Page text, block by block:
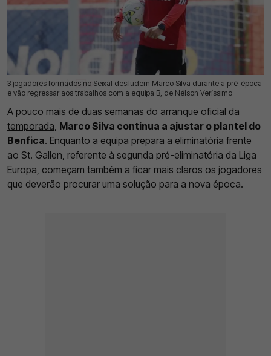
3 jogadores formados no Seixal desiludem Marco Silva durante a pré-época
e vão regressar aos trabalhos com a equipa B, de Nélson Veríssimo
09 Jul 2026 | 10:02 | 0
A pouco mais de duas semanas do arranque oficial da
temporada, Marco Silva continua a ajustar o plantel do
Benfica. Enquanto a equipa prepara a eliminatória frente
ao St. Gallen, referente à segunda pré-eliminatória da Liga
Europa, começam também a ficar mais claros os jogadores
que deverão procurar uma solução para a nova época.